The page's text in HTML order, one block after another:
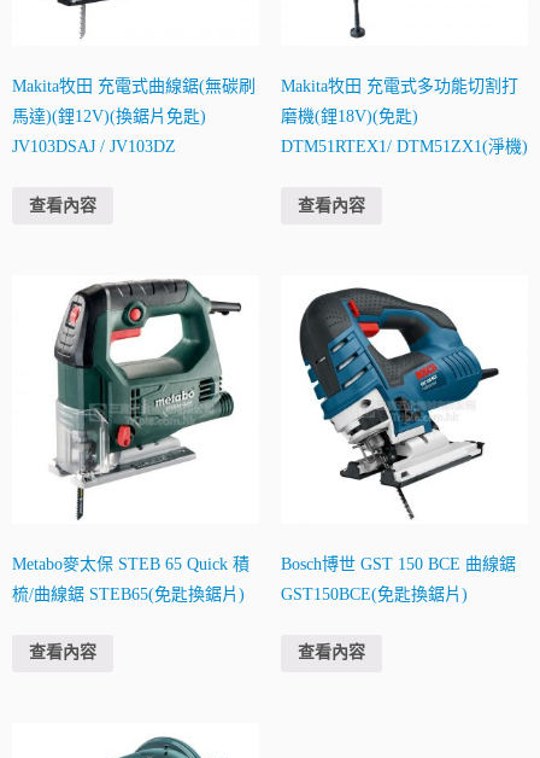
Makita牧田 充電式曲線鋸(無碳刷
馬達)(鋰12V)(換鋸片免匙)
JV103DSAJ / JV103DZ
查看內容
Makita牧田 充電式多功能切割打
磨機(鋰18V)(免匙)
DTM51RTEX1/ DTM51ZX1(淨機)
查看內容
Metabo麥太保 STEB 65 Quick 積
梳/曲線鋸 STEB65(免匙換鋸片)
查看內容
Bosch博世 GST 150 BCE 曲線鋸
GST150BCE(免匙換鋸片)
查看內容